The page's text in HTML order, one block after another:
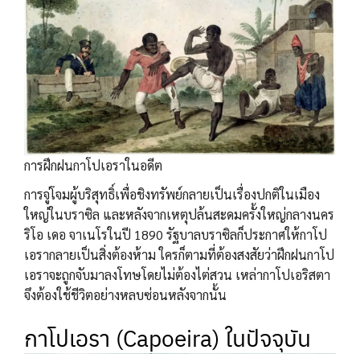
การฝึกฝนกาโปเอราในอดีต
การจู่โจมผู้บริสุทธิ์เพื่อชิงทรัพย์กลายเป็นเรื่องปกติในเมือง
ใหญ่ในบราซิล และหลังจากเหตุปล้นสะดมครั้งใหญ่กลางนคร
ริโอ เดอ จาเนโรในปี 1890 รัฐบาลบราซิลก็ประกาศให้กาโป
เอรากลายเป็นสิ่งต้องห้าม ใครก็ตามที่ต้องสงสัยว่าฝึกฝนกาโป
เอราจะถูกจับมาลงโทษโดยไม่ต้องไต่สวน เหล่ากาโปเอริสตา
จึงต้องใช้ชีวิตอย่างหลบซ่อนหลังจากนั้น
กาโปเอรา (Capoeira) ในปัจจุบัน